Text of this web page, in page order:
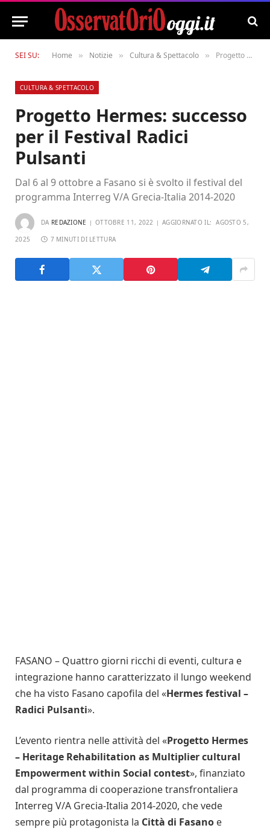
SEI SU: Home » Notizie » Cultura & Spettacolo » Progetto Hermes: successo per il Festival Radici Pulsanti
CULTURA & SPETTACOLO
Progetto Hermes: successo
per il Festival Radici
Pulsanti
Dal 6 al 9 ottobre a Fasano si è svolto il festival del
programma Interreg V/A Grecia-Italia 2014-2020
DA REDAZIONE OTTOBRE 11, 2022 AGGIORNATO IL: AGOSTO 5,
2025 7 MINUTI DI LETTURA
FASANO – Quattro giorni ricchi di eventi, cultura e
integrazione hanno caratterizzato il lungo weekend
che ha visto Fasano capofila del «Hermes festival –
Radici Pulsanti».
L’evento rientra nelle attività del «Progetto Hermes
– Heritage Rehabilitation as Multiplier cultural
Empowerment within Social contest», finanziato
dal programma di cooperazione transfrontaliera
Interreg V/A Grecia-Italia 2014-2020, che vede
sempre più protagonista la Città di Fasano e